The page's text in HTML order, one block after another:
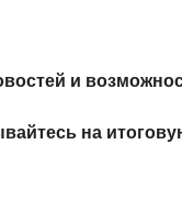
и
на